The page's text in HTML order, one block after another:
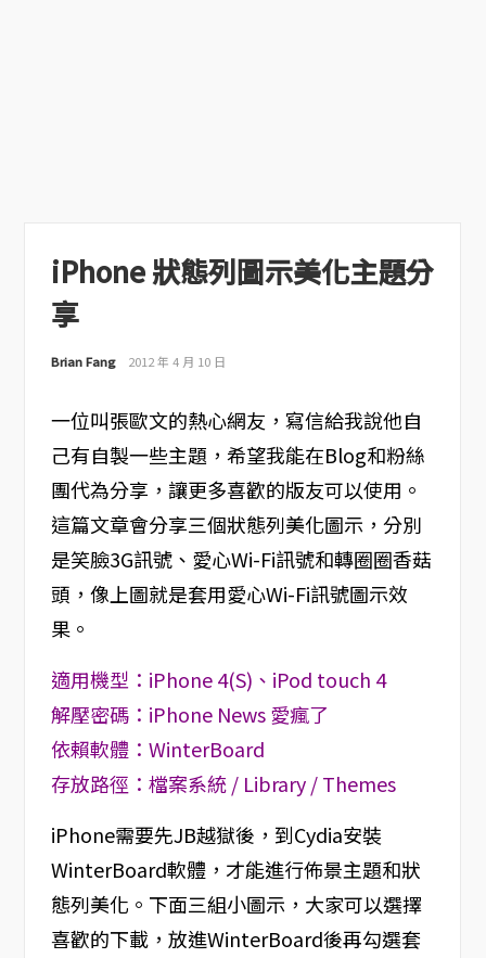
iPhone 狀態列圖示美化主題分
享
Brian Fang 2012 年 4 月 10 日
一位叫張歐文的熱心網友，寫信給我說他自
己有自製一些主題，希望我能在Blog和粉絲
團代為分享，讓更多喜歡的版友可以使用。
這篇文章會分享三個狀態列美化圖示，分別
是笑臉3G訊號、愛心Wi-Fi訊號和轉圈圈香菇
頭，像上圖就是套用愛心Wi-Fi訊號圖示效
果。
適用機型：iPhone 4(S)、iPod touch 4
解壓密碼：iPhone News 愛瘋了
依賴軟體：WinterBoard
存放路徑：檔案系統 / Library / Themes
iPhone需要先JB越獄後，到Cydia安裝
WinterBoard軟體，才能進行佈景主題和狀
態列美化。下面三組小圖示，大家可以選擇
喜歡的下載，放進WinterBoard後再勾選套